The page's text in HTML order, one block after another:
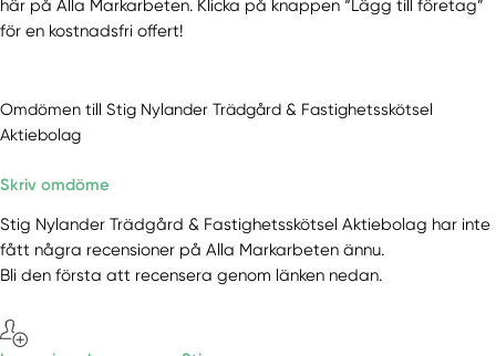
här på Alla Markarbeten. Klicka på knappen “Lägg till företag”
för en kostnadsfri offert!
Omdömen till Stig Nylander Trädgård & Fastighetsskötsel
Aktiebolag
Skriv omdöme
Stig Nylander Trädgård & Fastighetsskötsel Aktiebolag har inte
fått några recensioner på Alla Markarbeten ännu.
Bli den första att recensera genom länken nedan.